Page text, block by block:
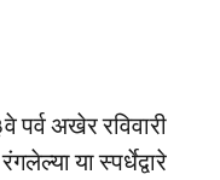
पर्व अखेर रविवारी
या स्पर्धेद्वारे